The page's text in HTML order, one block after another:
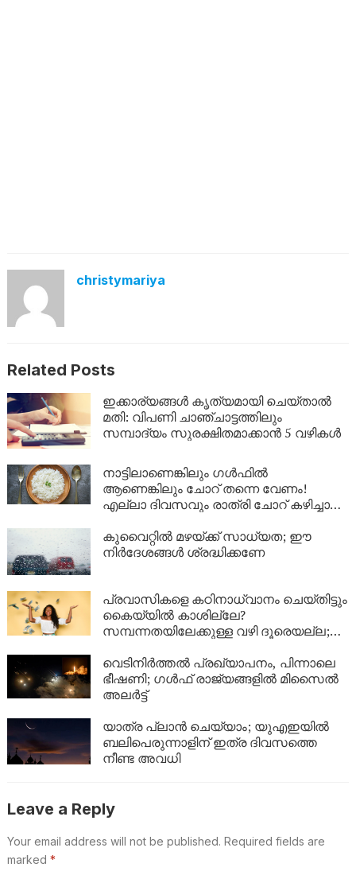
christymariya
Related Posts
ഇക്കാര്യങ്ങൾ കൃത്യമായി ചെയ്താൽ
മതി: വിപണി ചാഞ്ചാട്ടത്തിലും
സമ്പാദ്യം സുരക്ഷിതമാക്കാൻ 5 വഴികൾ
നാട്ടിലാണെങ്കിലും ​ഗൾഫിൽ
ആണെങ്കിലും ചോറ് തന്നെ വേണം!
എല്ലാ ദിവസവും രാത്രി ചോറ് കഴിച്ചാൽ
കുവൈറ്റിൽ മഴയ്ക്ക് സാധ്യത; ഈ
നിർദേശങ്ങൾ ശ്രദ്ധിക്കണേ
പ്രവാസികളെ കഠിനാധ്വാനം ചെയ്തിട്ടും
കൈയ്യിൽ കാശില്ലേ?
സമ്പന്നതയിലേക്കുള്ള വഴി ദൂരെയല്ല;
ബാങ്ക് ബാലൻസും കുതിച്ചുയരും!
വെടിനിർത്തൽ പ്രഖ്യാപനം, പിന്നാലെ
ഭീഷണി; ഗൾഫ് രാജ്യങ്ങളിൽ മിസൈൽ
അലർട്ട്
യാത്ര പ്ലാൻ ചെയ്യാം; യുഎഇയിൽ
ബലിപെരുന്നാളിന് ഇത്ര ദിവസത്തെ
നീണ്ട അവധി
Leave a Reply
Your email address will not be published. Required fields are
marked *